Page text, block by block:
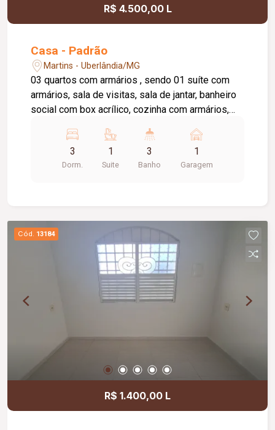
R$ 4.500,00 L
Casa - Padrão
Martins - Uberlândia/MG
03 quartos com armários , sendo 01 suíte com
armários, sala de visitas, sala de jantar, banheiro
social com box acrílico, cozinha com armários,
02 carros, piso: cerâmica. APROX.: 135m²
3
Dorm.
1
Suite
3
Banho
1
Garagem
Cód. 13184
R$ 1.400,00 L